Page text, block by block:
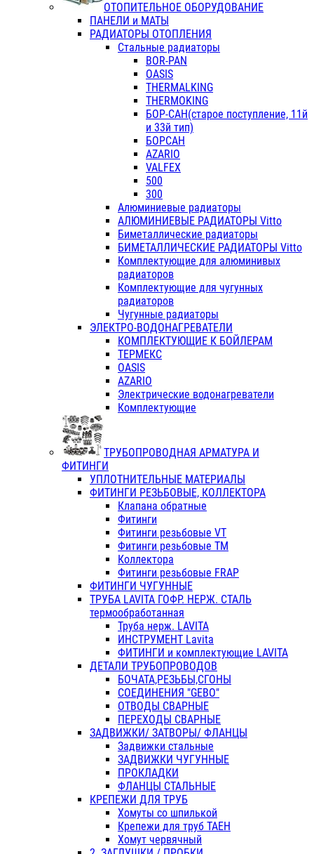
ОТОПИТЕЛЬНОЕ ОБОРУДОВАНИЕ
ПАНЕЛИ и МАТЫ
РАДИАТОРЫ ОТОПЛЕНИЯ
Стальные радиаторы
BOR-PAN
OASIS
THERMALKING
THERMOKING
БОР-САН(старое поступление, 11й
и 33й тип)
БОРСАН
AZARIO
VALFEX
500
300
Алюминиевые радиаторы
АЛЮМИНИЕВЫЕ РАДИАТОРЫ Vitto
Биметаллические радиаторы
БИМЕТАЛЛИЧЕСКИЕ РАДИАТОРЫ Vitto
Комплектующие для алюминивых
радиаторов
Комплектующие для чугунных
радиаторов
Чугунные радиаторы
ЭЛЕКТРО-ВОДОНАГРЕВАТЕЛИ
КОМПЛЕКТУЮЩИЕ К БОЙЛЕРАМ
ТЕРМЕКС
OASIS
AZARIO
Электрические водонагреватели
Комплектующие
ТРУБОПРОВОДНАЯ АРМАТУРА И
ФИТИНГИ
УПЛОТНИТЕЛЬНЫЕ МАТЕРИАЛЫ
ФИТИНГИ РЕЗЬБОВЫЕ, КОЛЛЕКТОРА
Клапана обратные
Фитинги
Фитинги резьбовые VT
Фитинги резьбовые ТМ
Коллектора
Фитинги резьбовые FRAP
ФИТИНГИ ЧУГУННЫЕ
ТРУБА LAVITA ГОФР. НЕРЖ. СТАЛЬ
термообработанная
Труба нерж. LAVITA
ИНСТРУМЕНТ Lavita
ФИТИНГИ и комплектующие LAVITA
ДЕТАЛИ ТРУБОПРОВОДОВ
БОЧАТА,РЕЗЬБЫ,СГОНЫ
СОЕДИНЕНИЯ "GEBO"
ОТВОДЫ СВАРНЫЕ
ПЕРЕХОДЫ СВАРНЫЕ
ЗАДВИЖКИ/ ЗАТВОРЫ/ ФЛАНЦЫ
Задвижки стальные
ЗАДВИЖКИ ЧУГУННЫЕ
ПРОКЛАДКИ
ФЛАНЦЫ СТАЛЬНЫЕ
КРЕПЕЖИ ДЛЯ ТРУБ
Хомуты со шпилькой
Крепежи для труб ТАЕН
Хомут червячный